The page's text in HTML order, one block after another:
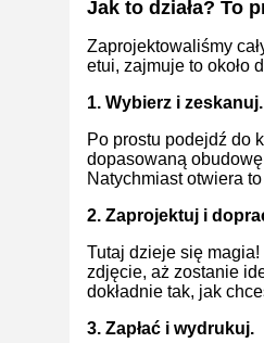
Jak to działa? To
Zaprojektowaliśmy
etui, zajmuje to około
1. Wybierz i zeskanuj.
Po prostu podejdź do
dopasowaną
Natychmiast otwiera
2. Zaprojektuj i
Tutaj dzieje się
zdjęcie, aż zostanie
dokładnie tak, jak
3. Zapłać i wydrukuj.